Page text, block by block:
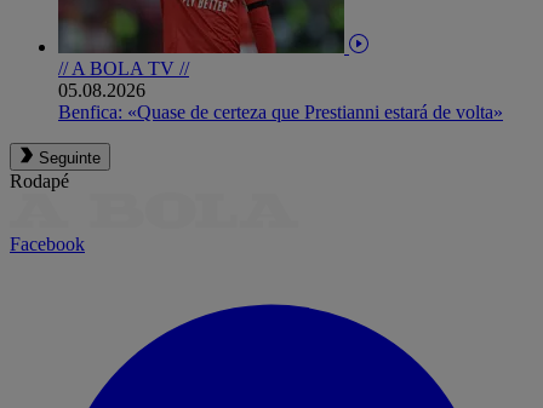
// A BOLA TV //
05.08.2026
Benfica: «Quase de certeza que Prestianni estará de volta»
Seguinte
Rodapé
Facebook